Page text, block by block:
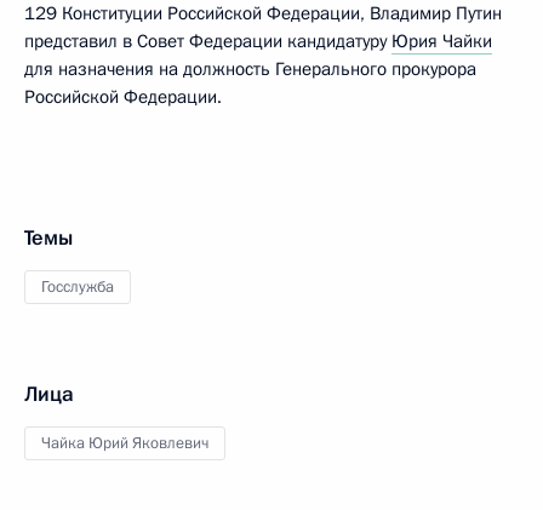
129 Конституции Российской Федерации, Владимир Путин
представил в Совет Федерации кандидатуру Юрия Чайки
для назначения на должность Генерального прокурора
Российской Федерации.
Темы
Госслужба
Лица
Чайка Юрий Яковлевич